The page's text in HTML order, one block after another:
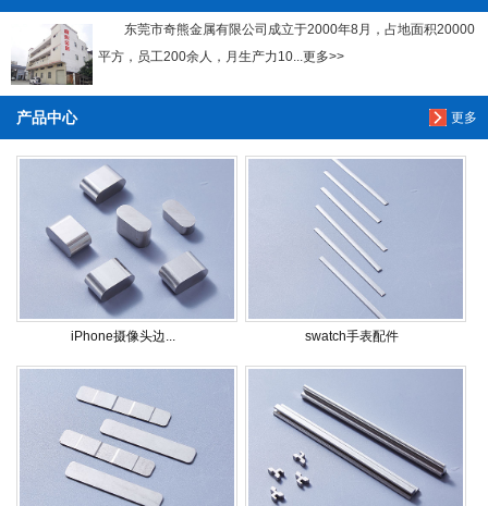
东莞市奇熊金属有限公司成立于2000年8月，占地面积20000
平方，员工200余人，月生产力10...更多>>
更多
产品中心
iPhone摄像头边... swatch手表配件